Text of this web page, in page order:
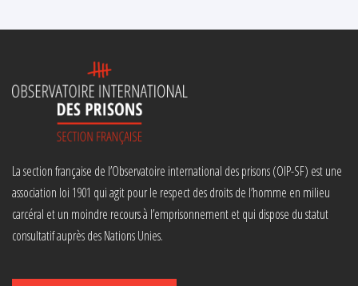
La section française de l’Observatoire international des prisons (OIP-SF) est une
association loi 1901 qui agit pour le respect des droits de l’homme en milieu
carcéral et un moindre recours à l’emprisonnement et qui dispose du statut
consultatif auprès des Nations Unies.